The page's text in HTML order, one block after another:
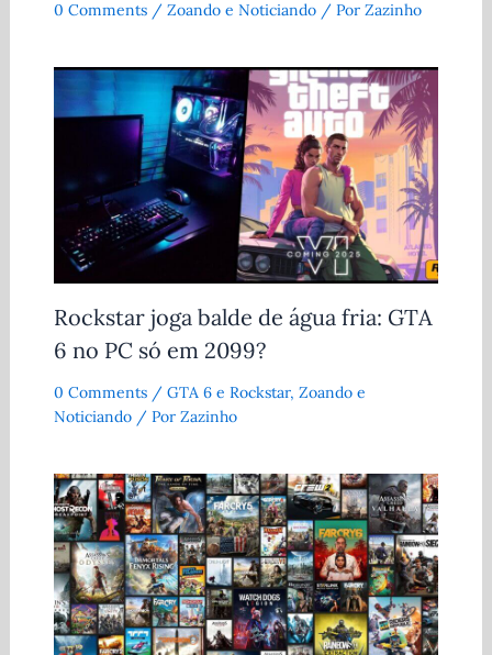
0 Comments / Zoando e Noticiando/ Por Zazinho
Rockstar joga balde de água fria: GTA
6 no PC só em 2099?
0 Comments / GTA 6 e Rockstar, Zoando e
Noticiando/ Por Zazinho